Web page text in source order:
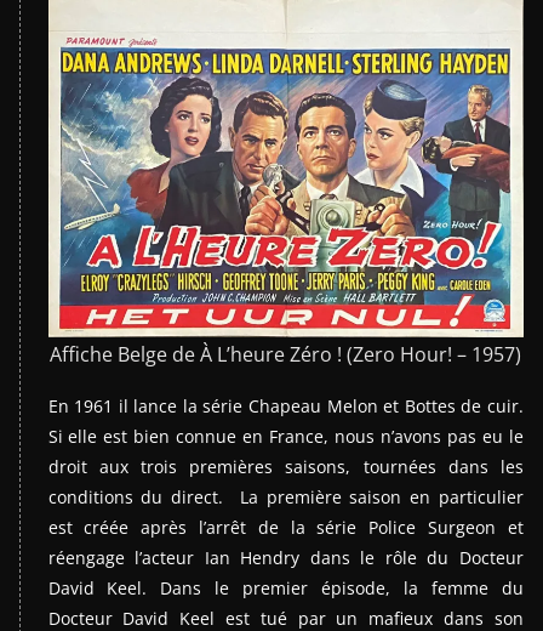
Affiche Belge de À L’heure Zéro ! (Zero Hour! – 1957)
En 1961 il lance la série Chapeau Melon et Bottes de cuir.
Si elle est bien connue en France, nous n’avons pas eu le
droit aux trois premières saisons, tournées dans les
conditions du direct. La première saison en particulier
est créée après l’arrêt de la série Police Surgeon et
réengage l’acteur Ian Hendry dans le rôle du Docteur
David Keel. Dans le premier épisode, la femme du
Docteur David Keel est tué par un mafieux dans son